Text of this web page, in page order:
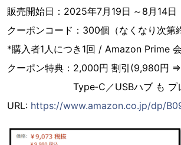
販売開始日：2025年7月19日 ～8月14日
クーポンコード：300個（なくなり次第
*購入者1人につき1回 / Amazon Prime
クーポン特典：2,000円 割引(9,980円
Type‑C／USBハブ も プレ
URL: https://www.amazon.co.jp/dp/